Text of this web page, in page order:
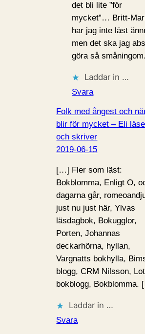
det bli lite ”för
mycket”… Britt-
har jag inte läst
men det ska jag
göra så småningom.
Laddar in …
Svara
Folk med ångest och
blir för mycket – Eli
och skriver
2019-06-15
[…] Fler som läst:
Bokblomma, Enligt O,
dagarna går,
just nu just här, Ylvas
läsdagbok, Bokugglor,
Porten, Johannas
deckarhörna, hyllan,
Vargnatts bokhylla,
blogg, CRM Nilsson,
bokblogg, Bokblomma.
Laddar in …
Svara